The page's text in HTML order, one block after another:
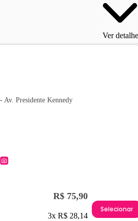
Ver
Av. Presidente Kennedy
R$ 75,90
3x R$ 28,14
Selecionar